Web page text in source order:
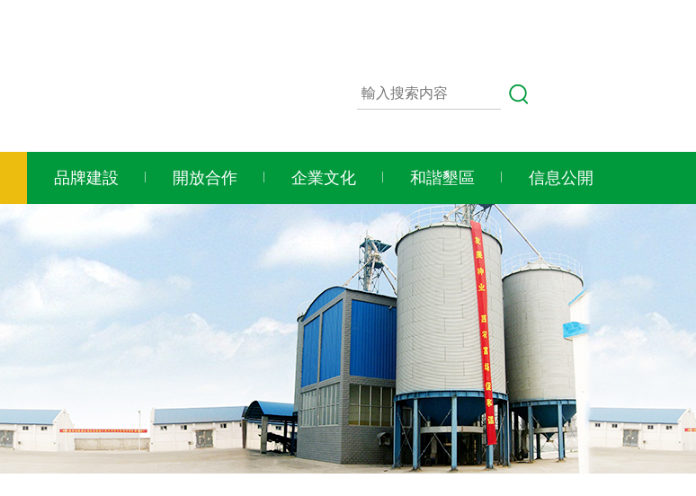
品牌建設 開放合作 企業文化 和諧墾區 信息公開